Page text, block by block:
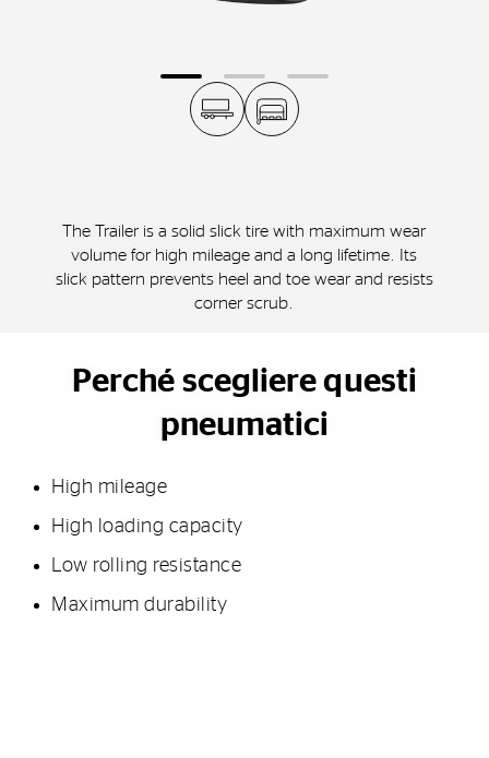
The Trailer is a solid slick tire with maximum wear
volume for high mileage and a long lifetime. Its
slick pattern prevents heel and toe wear and resists
corner scrub.
Perché scegliere questi
pneumatici
High mileage
High loading capacity
Low rolling resistance
Maximum durability